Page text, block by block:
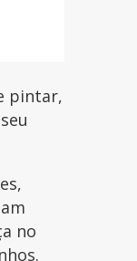
pintar,
no